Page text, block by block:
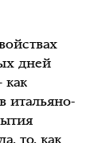
дней
итальяно-
то, как